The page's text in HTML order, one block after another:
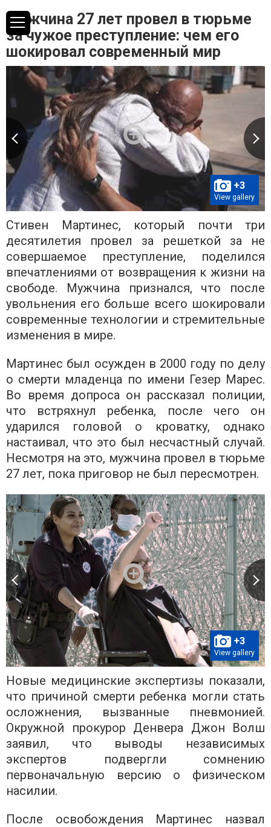
Мужчина 27 лет провел в тюрьме
за чужое преступление: чем его
шокировал современный мир
+3
View gallery
Стивен Мартинес, который почти три
десятилетия провел за решеткой за не
совершаемое преступление, поделился
впечатлениями от возвращения к жизни на
свободе. Мужчина признался, что после
увольнения его больше всего шокировали
современные технологии и стремительные
изменения в мире.
Мартинес был осужден в 2000 году по делу
о смерти младенца по имени Гезер Марес.
Во время допроса он рассказал полиции,
что встряхнул ребенка, после чего он
ударился головой о кроватку, однако
настаивал, что это был несчастный случай.
Несмотря на это, мужчина провел в тюрьме
27 лет, пока приговор не был пересмотрен.
+3
View gallery
Новые медицинские экспертизы показали,
что причиной смерти ребенка могли стать
осложнения, вызванные пневмонией.
Окружной прокурор Денвера Джон Волш
заявил, что выводы независимых
экспертов подвергли сомнению
первоначальную версию о физическом
насилии.
После освобождения Мартинес назвал